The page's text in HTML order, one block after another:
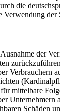
die
Verwendung
der
Verbrauchern
mittelbare
Unternehmern
Schäden